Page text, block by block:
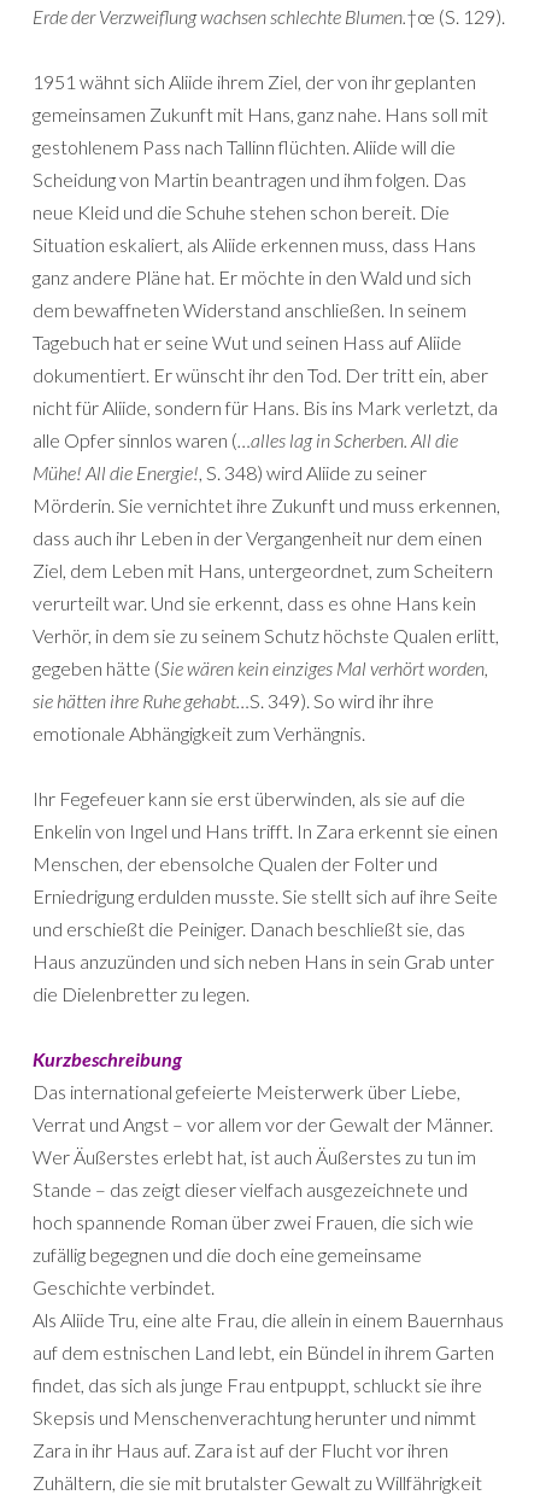
Erde der Verzweiflung wachsen schlechte Blumen.†œ (S. 129).
1951 wähnt sich Aliide ihrem Ziel, der von ihr geplanten
gemeinsamen Zukunft mit Hans, ganz nahe. Hans soll mit
gestohlenem Pass nach Tallinn flüchten. Aliide will die
Scheidung von Martin beantragen und ihm folgen. Das
neue Kleid und die Schuhe stehen schon bereit. Die
Situation eskaliert, als Aliide erkennen muss, dass Hans
ganz andere Pläne hat. Er möchte in den Wald und sich
dem bewaffneten Widerstand anschließen. In seinem
Tagebuch hat er seine Wut und seinen Hass auf Aliide
dokumentiert. Er wünscht ihr den Tod. Der tritt ein, aber
nicht für Aliide, sondern für Hans. Bis ins Mark verletzt, da
alle Opfer sinnlos waren (…alles lag in Scherben. All die
Mühe! All die Energie!, S. 348) wird Aliide zu seiner
Mörderin. Sie vernichtet ihre Zukunft und muss erkennen,
dass auch ihr Leben in der Vergangenheit nur dem einen
Ziel, dem Leben mit Hans, untergeordnet, zum Scheitern
verurteilt war. Und sie erkennt, dass es ohne Hans kein
Verhör, in dem sie zu seinem Schutz höchste Qualen erlitt,
gegeben hätte (Sie wären kein einziges Mal verhört worden,
sie hätten ihre Ruhe gehabt…S. 349). So wird ihr ihre
emotionale Abhängigkeit zum Verhängnis.
Ihr Fegefeuer kann sie erst überwinden, als sie auf die
Enkelin von Ingel und Hans trifft. In Zara erkennt sie einen
Menschen, der ebensolche Qualen der Folter und
Erniedrigung erdulden musste. Sie stellt sich auf ihre Seite
und erschießt die Peiniger. Danach beschließt sie, das
Haus anzuzünden und sich neben Hans in sein Grab unter
die Dielenbretter zu legen.
Kurzbeschreibung
Das international gefeierte Meisterwerk über Liebe,
Verrat und Angst – vor allem vor der Gewalt der Männer.
Wer Äußerstes erlebt hat, ist auch Äußerstes zu tun im
Stande – das zeigt dieser vielfach ausgezeichnete und
hoch spannende Roman über zwei Frauen, die sich wie
zufällig begegnen und die doch eine gemeinsame
Geschichte verbindet.
Als Aliide Tru, eine alte Frau, die allein in einem Bauernhaus
auf dem estnischen Land lebt, ein Bündel in ihrem Garten
findet, das sich als junge Frau entpuppt, schluckt sie ihre
Skepsis und Menschenverachtung herunter und nimmt
Zara in ihr Haus auf. Zara ist auf der Flucht vor ihren
Zuhältern, die sie mit brutalster Gewalt zu Willfährigkeit